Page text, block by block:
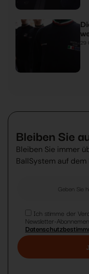
29
Bleiben Sie
Bleiben Sie immer
BallSystem auf dem
Ich stimme der
Newsletter-